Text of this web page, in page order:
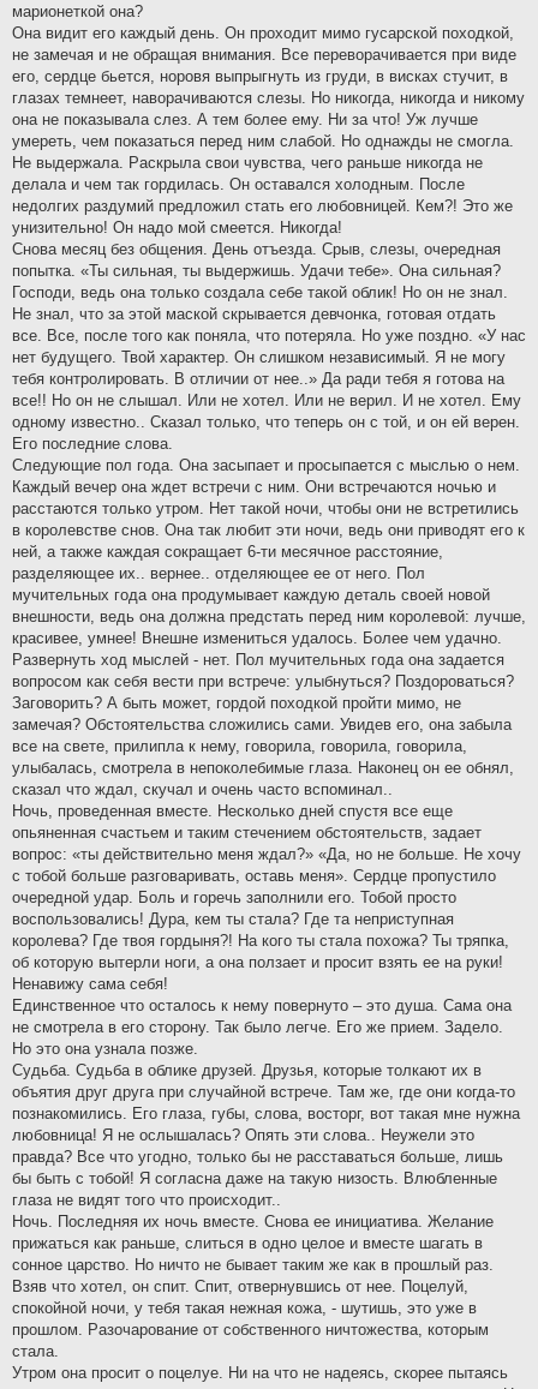
марионеткой она?
Она видит его каждый день. Он проходит мимо гусарской походкой,
не замечая и не обращая внимания. Все переворачивается при виде
его, сердце бьется, норовя выпрыгнуть из груди, в висках стучит, в
глазах темнеет, наворачиваются слезы. Но никогда, никогда и никому
она не показывала слез. А тем более ему. Ни за что! Уж лучше
умереть, чем показаться перед ним слабой. Но однажды не смогла.
Не выдержала. Раскрыла свои чувства, чего раньше никогда не
делала и чем так гордилась. Он оставался холодным. После
недолгих раздумий предложил стать его любовницей. Кем?! Это же
унизительно! Он надо мой смеется. Никогда!
Снова месяц без общения. День отъезда. Срыв, слезы, очередная
попытка. «Ты сильная, ты выдержишь. Удачи тебе». Она сильная?
Господи, ведь она только создала себе такой облик! Но он не знал.
Не знал, что за этой маской скрывается девчонка, готовая отдать
все. Все, после того как поняла, что потеряла. Но уже поздно. «У нас
нет будущего. Твой характер. Он слишком независимый. Я не могу
тебя контролировать. В отличии от нее..» Да ради тебя я готова на
все!! Но он не слышал. Или не хотел. Или не верил. И не хотел. Ему
одному известно.. Сказал только, что теперь он с той, и он ей верен.
Его последние слова.
Следующие пол года. Она засыпает и просыпается с мыслью о нем.
Каждый вечер она ждет встречи с ним. Они встречаются ночью и
расстаются только утром. Нет такой ночи, чтобы они не встретились
в королевстве снов. Она так любит эти ночи, ведь они приводят его к
ней, а также каждая сокращает 6-ти месячное расстояние,
разделяющее их.. вернее.. отделяющее ее от него. Пол
мучительных года она продумывает каждую деталь своей новой
внешности, ведь она должна предстать перед ним королевой: лучше,
красивее, умнее! Внешне измениться удалось. Более чем удачно.
Развернуть ход мыслей - нет. Пол мучительных года она задается
вопросом как себя вести при встрече: улыбнуться? Поздороваться?
Заговорить? А быть может, гордой походкой пройти мимо, не
замечая? Обстоятельства сложились сами. Увидев его, она забыла
все на свете, прилипла к нему, говорила, говорила, говорила,
улыбалась, смотрела в непоколебимые глаза. Наконец он ее обнял,
сказал что ждал, скучал и очень часто вспоминал..
Ночь, проведенная вместе. Несколько дней спустя все еще
опьяненная счастьем и таким стечением обстоятельств, задает
вопрос: «ты действительно меня ждал?» «Да, но не больше. Не хочу
с тобой больше разговаривать, оставь меня». Сердце пропустило
очередной удар. Боль и горечь заполнили его. Тобой просто
воспользовались! Дура, кем ты стала? Где та неприступная
королева? Где твоя гордыня?! На кого ты стала похожа? Ты тряпка,
об которую вытерли ноги, а она ползает и просит взять ее на руки!
Ненавижу сама себя!
Единственное что осталось к нему повернуто – это душа. Сама она
не смотрела в его сторону. Так было легче. Его же прием. Задело.
Но это она узнала позже.
Судьба. Судьба в облике друзей. Друзья, которые толкают их в
объятия друг друга при случайной встрече. Там же, где они когда-то
познакомились. Его глаза, губы, слова, восторг, вот такая мне нужна
любовница! Я не ослышалась? Опять эти слова.. Неужели это
правда? Все что угодно, только бы не расставаться больше, лишь
бы быть с тобой! Я согласна даже на такую низость. Влюбленные
глаза не видят того что происходит..
Ночь. Последняя их ночь вместе. Снова ее инициатива. Желание
прижаться как раньше, слиться в одно целое и вместе шагать в
сонное царство. Но ничто не бывает таким же как в прошлый раз.
Взяв что хотел, он спит. Спит, отвернувшись от нее. Поцелуй,
спокойной ночи, у тебя такая нежная кожа, - шутишь, это уже в
прошлом. Разочарование от собственного ничтожества, которым
стала.
Утром она просит о поцелуе. Ни на что не надеясь, скорее пытаясь